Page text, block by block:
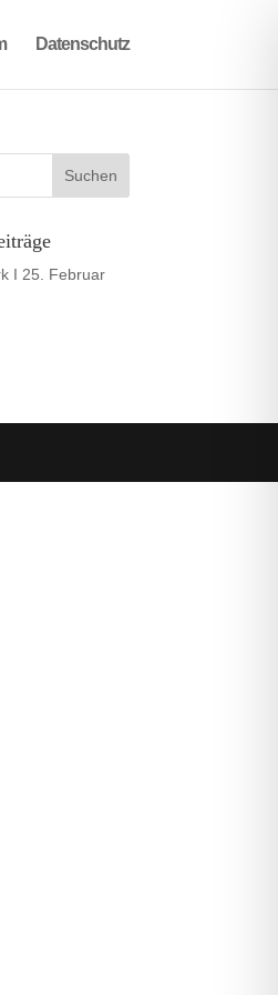
Datenschutz
I 25. Februar